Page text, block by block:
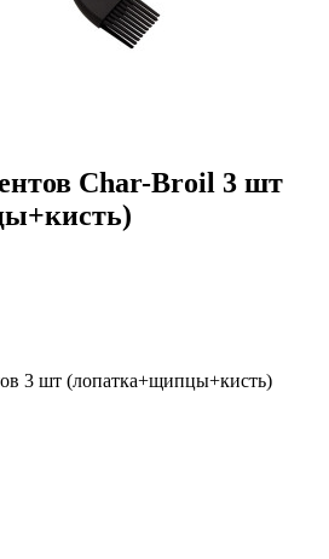
Char-Broil 3 шт
3 шт (лопатка+щипцы+кисть)